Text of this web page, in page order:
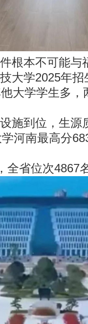
根本不可能与
大学2025年
大学学生多
施到位，生源
河南最高分
全省位次4867